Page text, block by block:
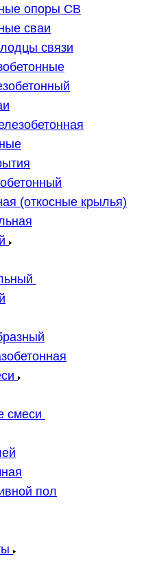
опоры СВ
сваи
связи
(откосные крылья)
смеси
пол